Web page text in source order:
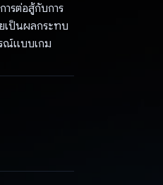
รต่อสู้กับการ
เป็นผลกระทบ
ณ์แบบเกม